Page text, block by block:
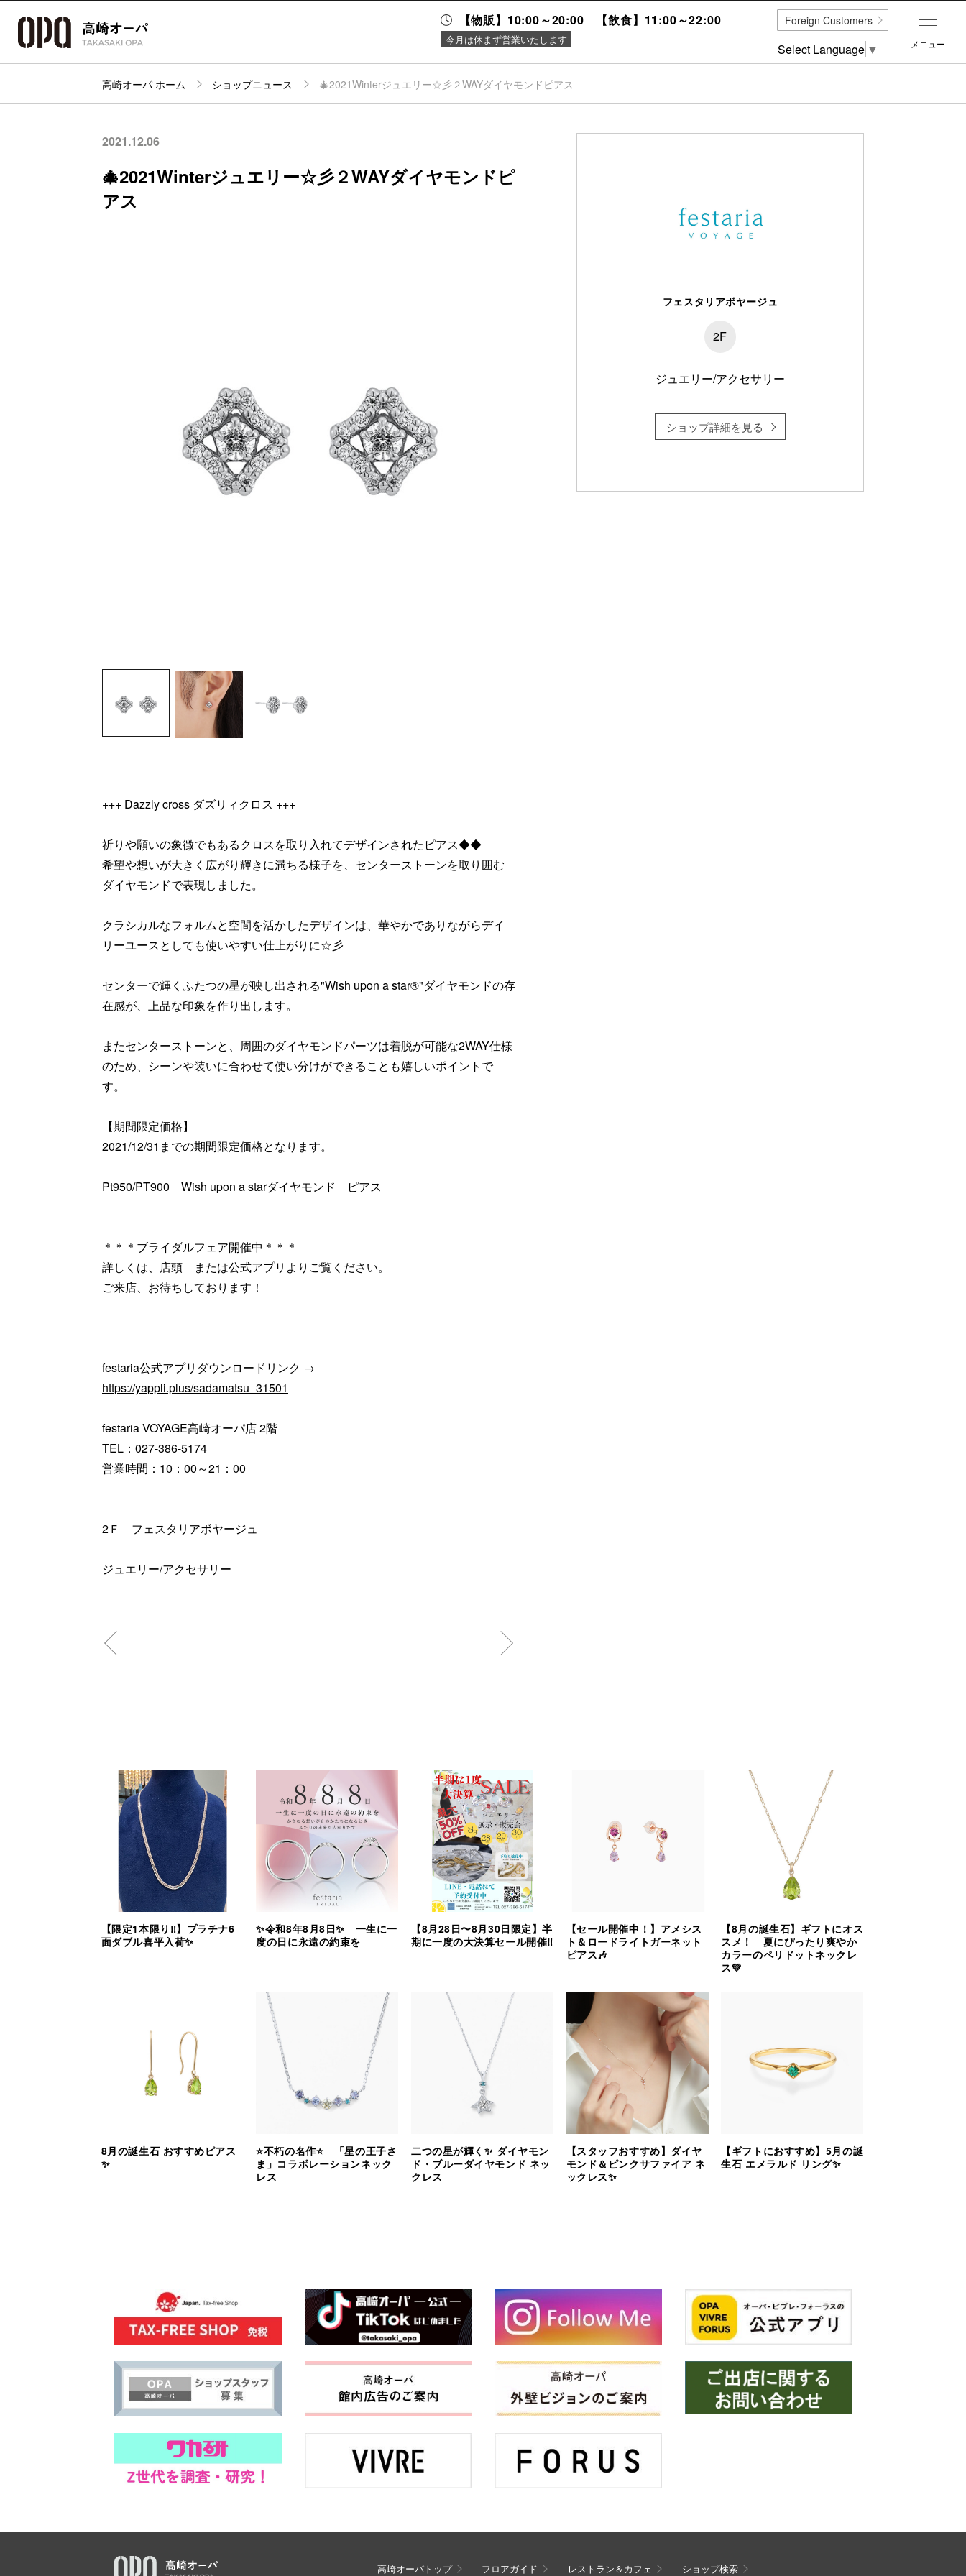
【物販】10:00～20:00 【飲食】11:00～22:00
今月は休まず営業いたします
パーキング
イベント
高崎オーパ ホーム ショップニュース 🎄2021Winterジュエリー☆彡２WAYダイヤモンドピアス
2021.12.06
🎄2021Winterジュエリー☆彡２WAYダイヤモンドピ
アス
+++ Dazzly cross ダズリィクロス +++
祈りや願いの象徴でもあるクロスを取り入れてデザインされたピアス◆◆
希望や想いが大きく広がり輝きに満ちる様子を、センターストーンを取り囲む
ダイヤモンドで表現しました。
クラシカルなフォルムと空間を活かしたデザインは、華やかでありながらデイ
リーユースとしても使いやすい仕上がりに☆彡
センターで輝くふたつの星が映し出される"Wish upon a star®"ダイヤモンドの存
在感が、上品な印象を作り出します。
またセンターストーンと、周囲のダイヤモンドパーツは着脱が可能な2WAY仕様
のため、シーンや装いに合わせて使い分けができることも嬉しいポイントで
す。
【期間限定価格】
2021/12/31までの期間限定価格となります。
Pt950/PT900 Wish upon a starダイヤモンド ピアス
＊＊＊ブライダルフェア開催中＊＊＊
詳しくは、店頭 または公式アプリよりご覧ください。
ご来店、お待ちしております！
festaria公式アプリダウンロードリンク →
https://yappli.plus/sadamatsu_31501
festaria VOYAGE高崎オーパ店 2階
TEL：027-386-5174
営業時間：10：00～21：00
2Ｆ フェスタリアボヤージュ
ジュエリー/アクセサリー
フェスタリアボヤージュ
2F
ジュエリー/アクセサリー
ショップ詳細を見る
【限定1本限り‼︎】プラチナ6
面ダブル喜平入荷✨
✨令和8年8月8日✨ 一生に一
度の日に永遠の約束を
【8月28日〜8月30日限定】半
期に一度の大決算セール開催‼︎
【セール開催中！】アメシス
ト＆ロードライトガーネット
ピアス🎶
【8月の誕生石】ギフトにオス
スメ！ 夏にぴったり爽やか
カラーのペリドットネックレ
ス💚
8月の誕生石 おすすめピアス
✨
⭐️不朽の名作⭐️ 「星の王子さ
ま」コラボレーションネック
レス
二つの星が輝く✨ ダイヤモン
ド・ブルーダイヤモンド ネッ
クレス
【スタッフおすすめ】ダイヤ
モンド＆ピンクサファイア ネ
ックレス✨
【ギフトにおすすめ】5月の誕
生石 エメラルド リング✨
高崎オーパトップ フロアガイド レストラン＆カフェ ショップ検索
メニュー
Foreign Customers
Select Language ▼